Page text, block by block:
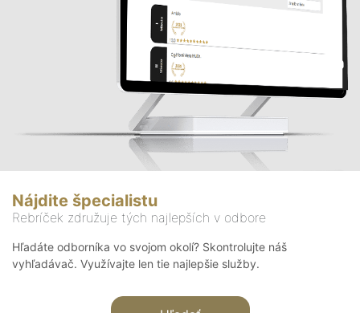
Nájdite špecialistu
Rebríček združuje tých najlepších v odbore
Hľadáte odborníka vo svojom okolí? Skontrolujte náš
vyhľadávač. Využívajte len tie najlepšie služby.